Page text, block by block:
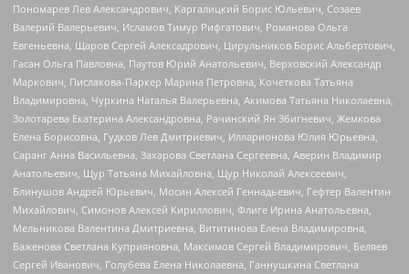
Пономарев Лев Александрович, Каргалицкий Борис Юльевич, Созаев
Валерий Валерьевич, Исламов Тимур Рифгатович, Романова Ольга
Евгеньевна, Щаров Сергей Алексадрович, Цирульников Борис Альбертович,
Гасан Ольга Павловна, Паутов Юрий Анатольевич, Верховский Александр
Маркович, Пислакова-Паркер Марина Петровна, Кочеткова Татьяна
Владимировна, Чуркина Наталья Валерьевна, Акимова Татьяна Николаевна,
Золотарева Екатерина Александровна, Рачинский Ян Збигневич, Жемкова
Елена Борисовна, Гудков Лев Дмитриевич, Илларионова Юлия Юрьевна,
Саранг Анна Васильевна, Захарова Светлана Сергеевна, Аверин Владимир
Анатольевич, Щур Татьяна Михайловна, Щур Николай Алексеевич,
Блинушов Андрей Юрьевич, Мосин Алексей Геннадьевич, Гефтер Валентин
Михайлович, Симонов Алексей Кириллович, Флиге Ирина Анатольевна,
Мельникова Валентина Дмитриевна, Вититинова Елена Владимировна,
Баженова Светлана Куприяновна, Максимов Сергей Владимирович, Беляев
Сергей Иванович, Голубева Елена Николаевна, Ганнушкина Светлана